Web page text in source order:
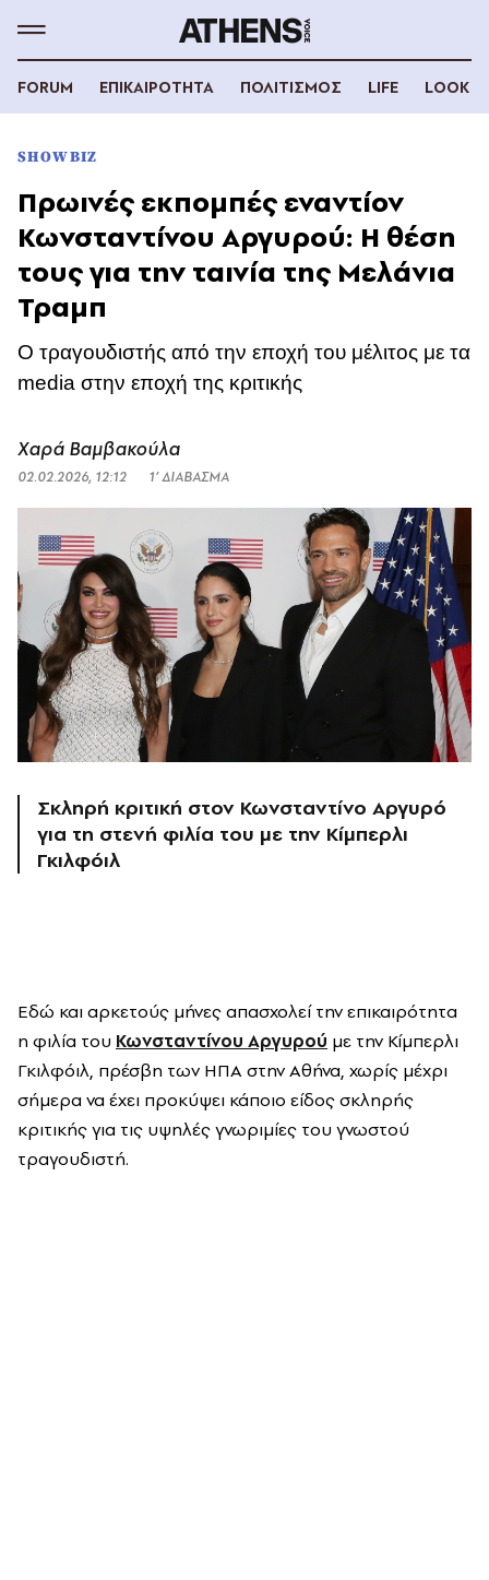
FORUM ΕΠΙΚΑΙΡΟΤΗΤΑ ΠΟΛΙΤΙΣΜΟΣ LIFE LOOK
SHOWBIZ
Πρωινές εκπομπές εναντίον
Κωνσταντίνου Αργυρού: Η θέση
τους για την ταινία της Μελάνια
Τραμπ
Ο τραγουδιστής από την εποχή του μέλιτος με τα
media στην εποχή της κριτικής
Χαρά Βαμβακούλα
02.02.2026, 12:12 1’ ΔΙΑΒΑΣΜΑ
Σκληρή κριτική στον Κωνσταντίνο Αργυρό
για τη στενή φιλία του με την Κίμπερλι
Γκιλφόιλ
Εδώ και αρκετούς μήνες απασχολεί την επικαιρότητα
η φιλία του Κωνσταντίνου Αργυρού με την Κίμπερλι
Γκιλφόιλ, πρέσβη των ΗΠΑ στην Αθήνα, χωρίς μέχρι
σήμερα να έχει προκύψει κάποιο είδος σκληρής
κριτικής για τις υψηλές γνωριμίες του γνωστού
τραγουδιστή.